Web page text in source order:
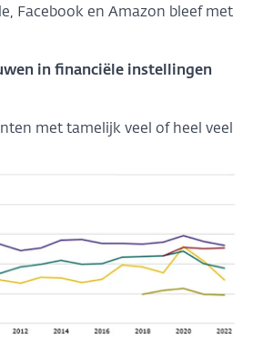
Facebook en Amazon bleef met
in financiële instellingen
met tamelijk veel of heel veel